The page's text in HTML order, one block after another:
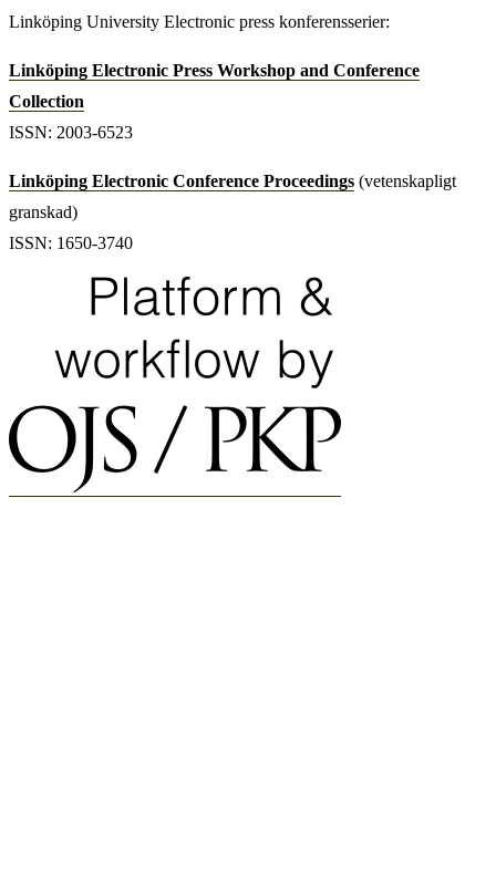
Linköping University Electronic press konferensserier:
Linköping Electronic Press Workshop and Conference
Collection
ISSN: 2003-6523
Linköping Electronic Conference Proceedings (vetenskapligt
granskad)
ISSN: 1650-3740